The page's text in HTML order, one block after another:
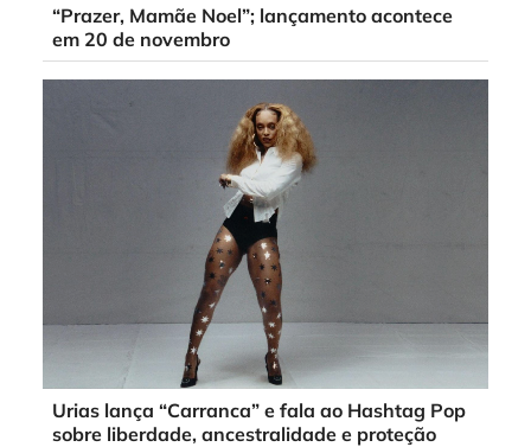
“Prazer, Mamãe Noel”; lançamento acontece
em 20 de novembro
Urias lança “Carranca” e fala ao Hashtag Pop
sobre liberdade, ancestralidade e proteção